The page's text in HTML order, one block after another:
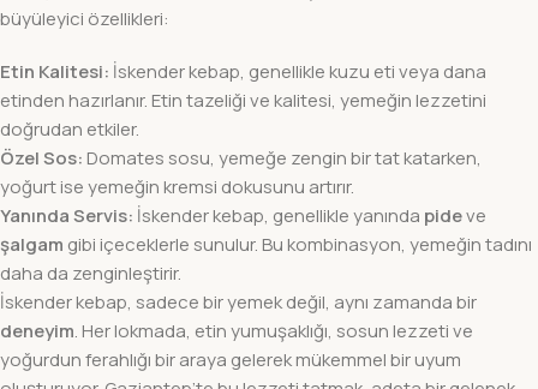
büyüleyici özellikleri:
Etin Kalitesi: İskender kebap, genellikle kuzu eti veya dana
etinden hazırlanır. Etin tazeliği ve kalitesi, yemeğin lezzetini
doğrudan etkiler.
Özel Sos: Domates sosu, yemeğe zengin bir tat katarken,
yoğurt ise yemeğin kremsi dokusunu artırır.
Yanında Servis: İskender kebap, genellikle yanında pideve
şalgam gibi içeceklerle sunulur. Bu kombinasyon, yemeğin tadını
daha da zenginleştirir.
İskender kebap, sadece bir yemek değil, aynı zamanda bir
deneyim. Her lokmada, etin yumuşaklığı, sosun lezzeti ve
yoğurdun ferahlığı bir araya gelerek mükemmel bir uyum